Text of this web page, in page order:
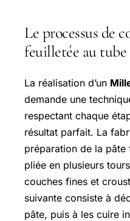
Le processus de
feuilletée au
La réalisation d’un
demande une
respectant chaque
résultat parfait. La
préparation de la
pliée en plusieurs
couches fines et
suivante consiste à
pâte, puis à les cuire